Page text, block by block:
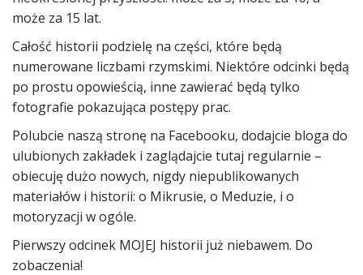
może za 15 lat.
Całość historii podzielę na części, które będą
numerowane liczbami rzymskimi. Niektóre odcinki będą
po prostu opowieścią, inne zawierać będą tylko
fotografie pokazująca postępy prac.
Polubcie naszą stronę na Facebooku, dodajcie bloga do
ulubionych zakładek i zaglądajcie tutaj regularnie –
obiecuję dużo nowych, nigdy niepublikowanych
materiałów i historii: o Mikrusie, o Meduzie, i o
motoryzacji w ogóle.
Pierwszy odcinek MOJEJ historii już niebawem. Do
zobaczenia!